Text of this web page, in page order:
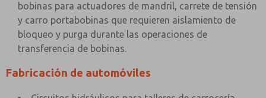
bobinas para actuadores de mandril, carrete de tensión
y carro portabobinas que requieren aislamiento de
bloqueo y purga durante las operaciones de
transferencia de bobinas.
Fabricación de automóviles